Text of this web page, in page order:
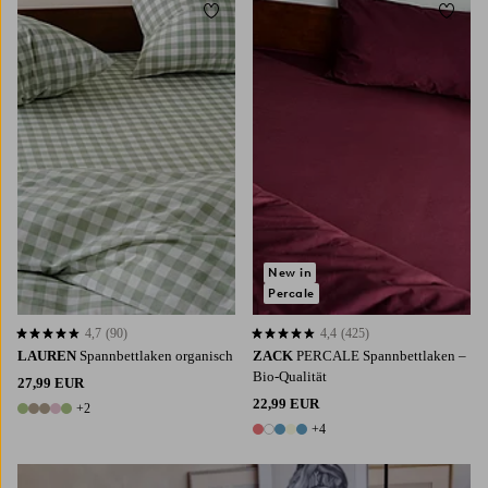
LAUREN Spannbettlaken organisch
27,99 EUR
7 Farben
+2
4,7 basierend auf 90 Bewertungen
4,7 (90)
Zu Favoriten hinzufügen
90X200120X200140X200160X200
180X200
ZACK PERCALE Spannbettlaken ‒
Bio-Qualität
22,99 EUR
9 Farben
+4
4,4 basierend auf 425 Bewertungen
4,4 (425)
New in
Percale
Zu
140X200